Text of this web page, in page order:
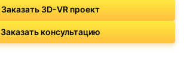
Заказать 3D-VR проект
Заказать консультацию